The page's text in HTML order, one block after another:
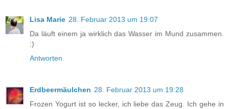
Lisa Marie 28. Februar 2013 um 19:07
Da läuft einem ja wirklich das Wasser im Mund zusammen.
:)
Antworten
Erdbeermäulchen 28. Februar 2013 um 19:28
Frozen Yogurt ist so lecker, ich liebe das Zeug. Ich gehe in